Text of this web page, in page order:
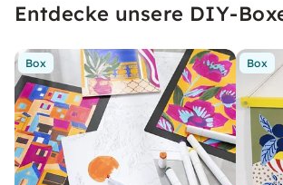
Entdecke unsere DIY-
Box Box